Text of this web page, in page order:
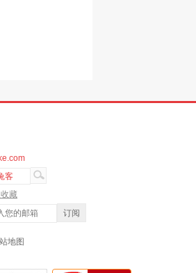
客
藏
地图